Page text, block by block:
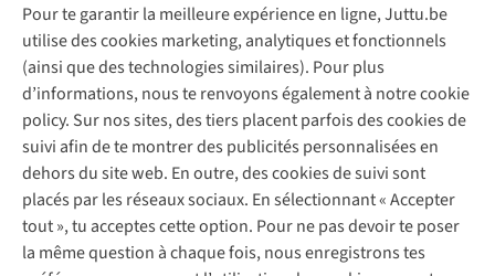
Pour te garantir la meilleure expérience en ligne, Juttu.be
utilise des cookies marketing, analytiques et fonctionnels
(ainsi que des technologies similaires). Pour plus
d’informations, nous te renvoyons également à notre cookie
policy. Sur nos sites, des tiers placent parfois des cookies de
suivi afin de te montrer des publicités personnalisées en
dehors du site web. En outre, des cookies de suivi sont
placés par les réseaux sociaux. En sélectionnant « Accepter
tout », tu acceptes cette option. Pour ne pas devoir te poser
la même question à chaque fois, nous enregistrons tes
Service client
Questions fréquentes
Commander
Payer
10 % réduction étudiants
Klarna : post-paiement
Livraison
Retourner
Rétractation d'une commande
Nos services
Vintage - ReJUsed
Atelier de couture
Personal shopping
Boîte à vêtements
Événements / ateliers
Juttu
Qui sommes-nous ?
Juttu Friends
Inspiration
Abonne-toi à la newsletter